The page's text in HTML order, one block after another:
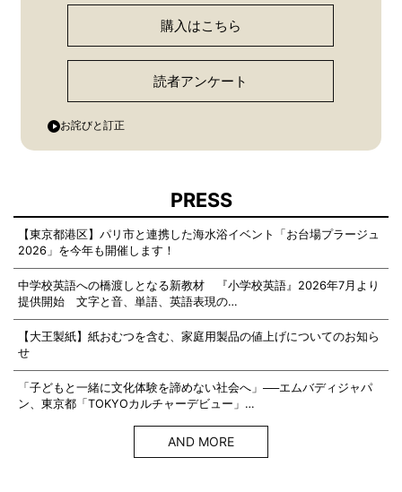
購入はこちら
読者アンケート
お詫びと訂正
PRESS
【東京都港区】パリ市と連携した海水浴イベント「お台場プラージュ
2026」を今年も開催します！
中学校英語への橋渡しとなる新教材 『小学校英語』2026年7月より
提供開始 文字と音、単語、英語表現の…
【大王製紙】紙おむつを含む、家庭用製品の値上げについてのお知ら
せ
「子どもと一緒に文化体験を諦めない社会へ」──エムバディジャパ
ン、東京都「TOKYOカルチャーデビュー」…
AND MORE